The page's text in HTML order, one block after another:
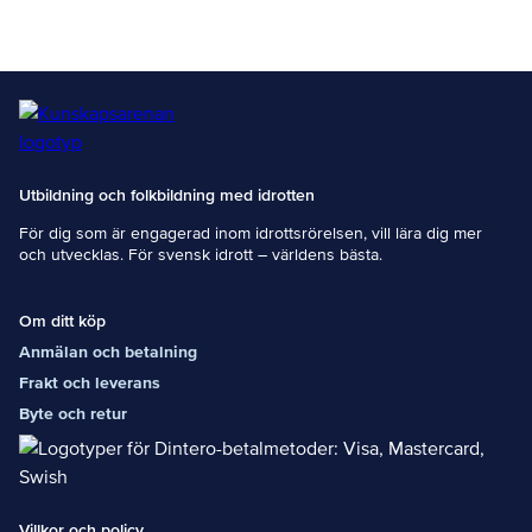
deltagarna
genomför
digitala
individuellt,
samt en
fysisk
praktik.
Föreningar
hör av sig till
verksamhets
på kansliet
och
efterfrågar
utbildningstil
hålls på
läs mer om
Tränare 1.
Innehåll
Kanot
bygger på
innehållet i
modulerna
Träningslära
Tävlingslära
A, Tillämpat
Säkerhet A
samt
A. Under
Utbildning och folkbildning med idrotten
För dig som är engagerad inom idrottsrörelsen, vill lära dig mer
och utvecklas. För svensk idrott – världens bästa.
Om ditt köp
Anmälan och betalning
Frakt och leverans
Byte och retur